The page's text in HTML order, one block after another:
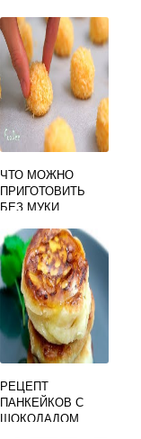
ЧТО МОЖНО
ПРИГОТОВИТЬ
БЕЗ МУКИ
РЕЦЕПТ
ПАНКЕЙКОВ С
ШОКОЛАДОМ